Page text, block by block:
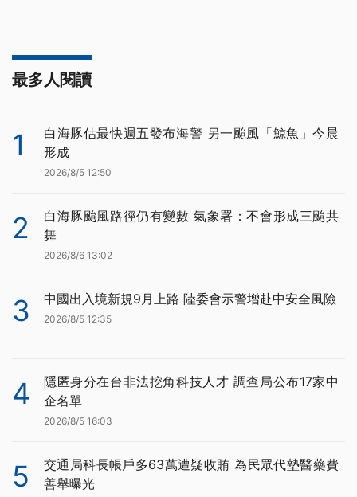
最多人閱讀
1
白海豚估最快週五發布海警 另一颱風「鯨魚」今晨
形成
2026/8/5 12:50
2
白海豚颱風路徑仍有變數 氣象署：不會形成三颱共
舞
2026/8/6 13:02
3 中國出入境新規9月上路 陸委會示警增赴中安全風險
2026/8/5 12:35
4
隱匿身分在台非法挖角科技人才 調查局公布17家中
企名單
2026/8/5 16:03
5
交通局科長帳戶多63萬遭疑收賄 為民眾代墊醫藥費
善舉曝光